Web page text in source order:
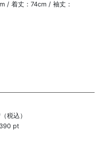
/ 着丈：74cm / 袖丈：
（税込）
pt